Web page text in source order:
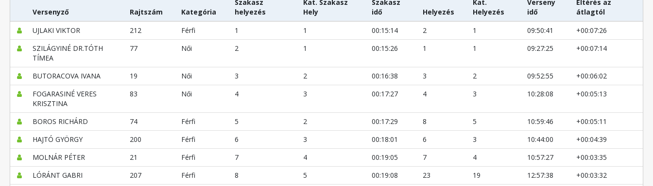
Versenyző Rajtszám Kategória
Szakasz
helyezés
Kat. Szakasz
Hely
Szakasz
idő
Helyezés
Kat.
Helyezés
Verseny
idő
Eltérés az
átlagtól
UJLAKI VIKTOR
212 Férfi 1 1 00:15:14 2 1 09:50:41
+00:07:26
SZILÁGYINÉ DR.TÓTH
TÍMEA
77 Női 2 1 00:15:26 1 1 09:27:25 +00:07:14
BUTORACOVA IVANA 19 Női 3 2 00:16:38 3 2 09:52:55
+00:06:02
FOGARASINÉ VERES
KRISZTINA
83 Női 4 3 00:17:27 4 3 10:28:08 +00:05:13
BOROS RICHÁRD 74 Férfi 5 2 00:17:29 8 5 10:59:46
+00:05:11
HAJTÓ GYÖRGY
200 Férfi 6 3 00:18:01 6 3 10:44:00
+00:04:39
MOLNÁR PÉTER
21 Férfi 7 4 00:19:05 7 4 10:57:27
+00:03:35
LÓRÁNT GABRI
207 Férfi 8 5 00:19:08 23 19 12:57:38
+00:03:32